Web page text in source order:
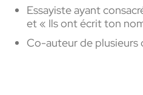
Essayiste ayant
et « Ils ont écrit ton
Co-auteur de plusieurs